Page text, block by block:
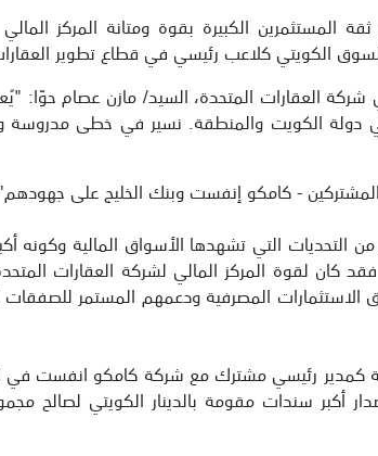
الكبيرة بقوة ومتانة المركز المالي
الكويتي كلاعب رئيسي في قطاع تطوير
العقارات المتحدة، السيد/ مازن عصام حوّا:
دولة الكويت والمنطقة. نسير في خطى مدروسة
المشتركين - كامكو إنفست وبنك الخليج على
التي تشهدها الأسواق المالية وكونه
كان لقوة المركز المالي لشركة العقارات
المصرفية ودعمهم المستمر للصفقات
كمدير رئيسي مشترك مع شركة كامكو انفست في